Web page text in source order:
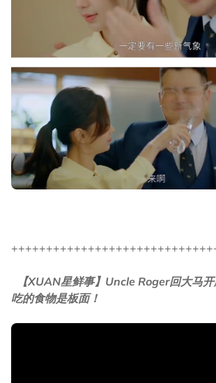
【XUAN星鲜事】Uncle Roger回大马
吃的食物是板面！